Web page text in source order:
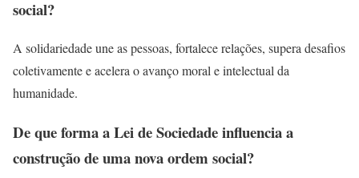
social?
A solidariedade une as pessoas, fortalece relações, supera desafios
coletivamente e acelera o avanço moral e intelectual da
humanidade.
De que forma a Lei de Sociedade influencia a
construção de uma nova ordem social?